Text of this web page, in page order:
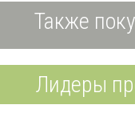
Также
Лидеры